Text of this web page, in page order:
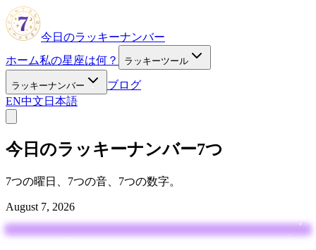
今日のラッキーナンバー
ホーム私の星座は何？ ラッキーツール
ラッキーナンバー
ブログ
EN中文 日本語
今日のラッキーナンバー7つ
7つの曜日、7つの音、7つの数字。
August 7, 2026